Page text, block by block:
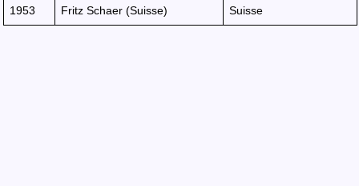
1953 Fritz Schaer (Suisse) Suisse